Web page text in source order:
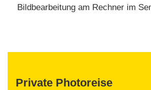
Bildbearbeitung am Rechner im
Private Photoreise